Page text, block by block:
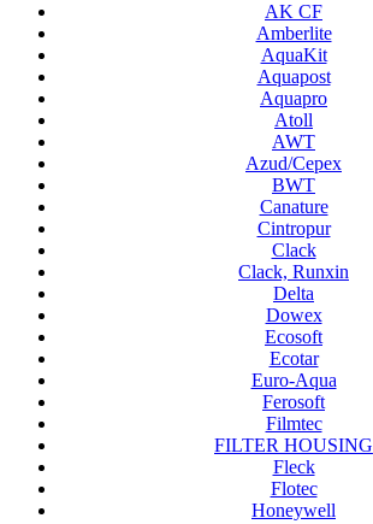
AK CF
Amberlite
AquaKit
Aquapost
Aquapro
Atoll
AWT
Azud/Cepex
BWT
Canature
Cintropur
Clack
Clack, Runxin
Delta
Dowex
Ecosoft
Ecotar
Euro-Aqua
Ferosoft
Filmtec
FILTER HOUSING
Fleck
Flotec
Honeywell